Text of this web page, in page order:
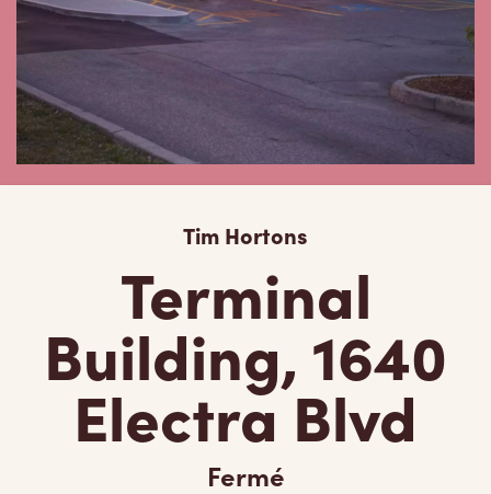
Tim Hortons
Terminal
Building, 1640
Electra Blvd
Fermé